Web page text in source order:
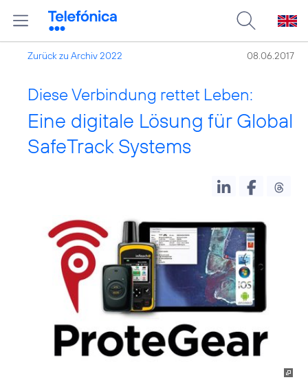
Zurück zu Archiv 2022 08.06.2017
Diese Verbindung rettet Leben:
Eine digitale Lösung für Global
SafeTrack Systems